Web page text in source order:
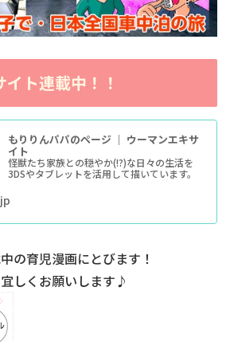
ト連載中！！
もりりんパパのページ ｜ ウーマンエキサ
イト
怪獣たち家族との穏やか(!?)な日々の生活を
3DSやタブレットを活用して描いています。
の育児漫画にとびます！
しくお願いします♪